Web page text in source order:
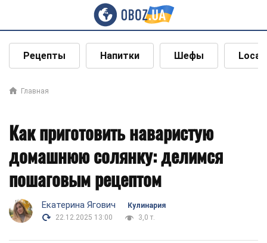
Рецепты Напитки Шефы Local
Главная
Как приготовить наваристую
домашнюю солянку: делимся
пошаговым рецептом
Екатерина Ягович
Кулинария
22.12.2025 13:00
3,0 т.